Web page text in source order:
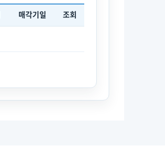
매각기일 조회